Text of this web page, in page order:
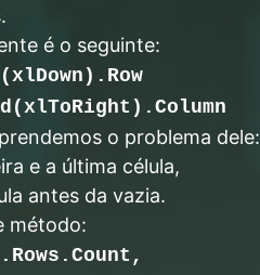
é o seguinte:
o problema dele:
e a última célula,
antes da vazia.
método: